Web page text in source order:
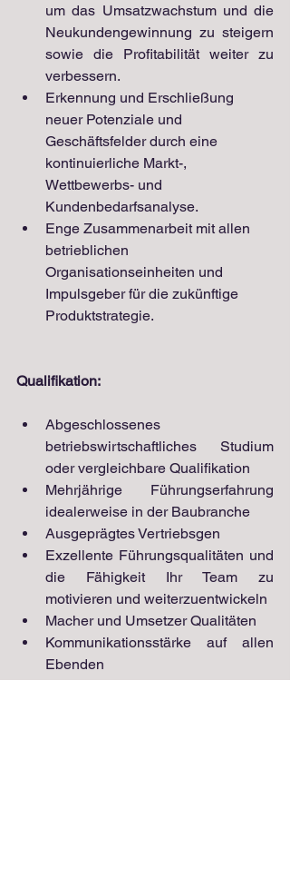
um das Umsatzwachstum und die
Neukundengewinnung zu steigern
sowie die Profitabilität weiter zu
verbessern.
Erkennung und Erschließung
neuer Potenziale und
Geschäftsfelder durch eine
kontinuierliche Markt-,
Wettbewerbs- und
Kundenbedarfsanalyse.
Enge Zusammenarbeit mit allen
betrieblichen
Organisationseinheiten und
Impulsgeber für die zukünftige
Produktstrategie.
Qualifikation:
Abgeschlossenes
betriebswirtschaftliches Studium
oder vergleichbare Qualifikation
Mehrjährige Führungserfahrung
idealerweise in der Baubranche
Ausgeprägtes Vertriebsgen
Exzellente Führungsqualitäten und
die Fähigkeit Ihr Team zu
motivieren und weiterzuentwickeln
Macher und Umsetzer Qualitäten
Kommunikationsstärke auf allen
Ebenden
Kundenorientierte Arbeitsweise